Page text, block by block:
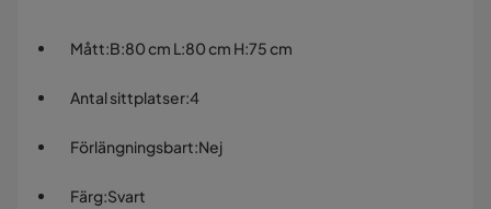
Mått:B:80 cm L:80 cm H:75 cm
Antal sittplatser:4
Förlängningsbart:Nej
Färg:Svart